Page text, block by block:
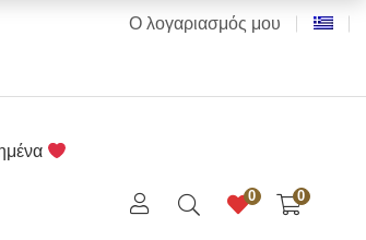
Ο λογαριασμός μου
0 0